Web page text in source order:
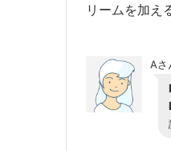
リームを加え
Aさ